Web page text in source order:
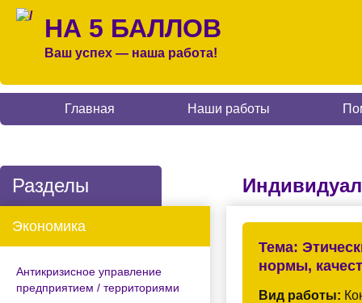
НА 5 БАЛЛОВ
Ваш успех — наша работа!
Главная Наши работы
Разделы
Экономика
Антикризисное управление
предприятием / территориями
Тема:
нормы,
Вид работы: